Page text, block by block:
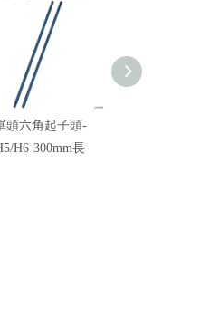
頭六角起子頭-
H6-300mm長